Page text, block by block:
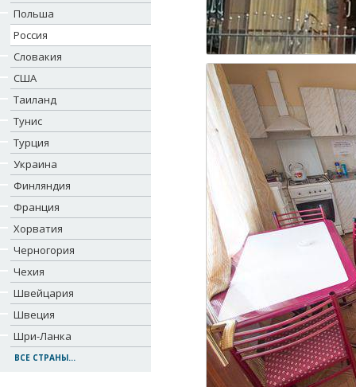
Польша
Россия
Словакия
США
Таиланд
Тунис
Турция
Украина
Финляндия
Франция
Хорватия
Черногория
Чехия
Швейцария
Швеция
Шри-Ланка
ВСЕ СТРАНЫ...